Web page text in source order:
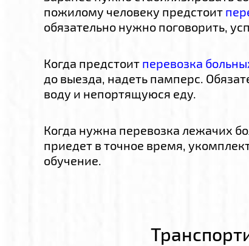
пожилому человеку предстоит
обязательно нужно поговорить,
Когда предстоит перевозка
до выезда, надеть памперс.
воду и непортящуюся еду.
Когда нужна перевозка лежачих
приедет в точное время,
обучение.